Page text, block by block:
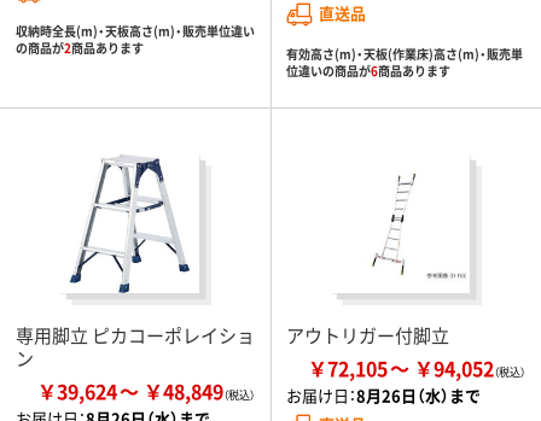
収納時全長(m)・天板高さ(m)・販売単位違い
の商品が2商品あります
直送品
有効高さ(m)・天板(作業床)高さ(m)・販売単
位違いの商品が6商品あります
専用脚立 ピカコーポレイショ
ン
￥39,624 ￥48,849
アウトリガー付脚立
￥72,105 ￥94,052
お届け日：8月26日（水）まで